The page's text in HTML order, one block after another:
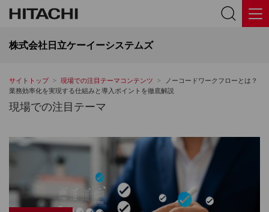
株式会社日立ケーイーシステムズ
サイトトップ 現場での注目テーマコンテンツ
ノーコードワークフローとは？
業務効率化を実現する仕組みと導入ポイントを徹底解説
現場での注目テーマ